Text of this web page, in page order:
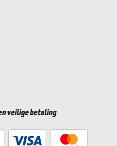
veilige betaling